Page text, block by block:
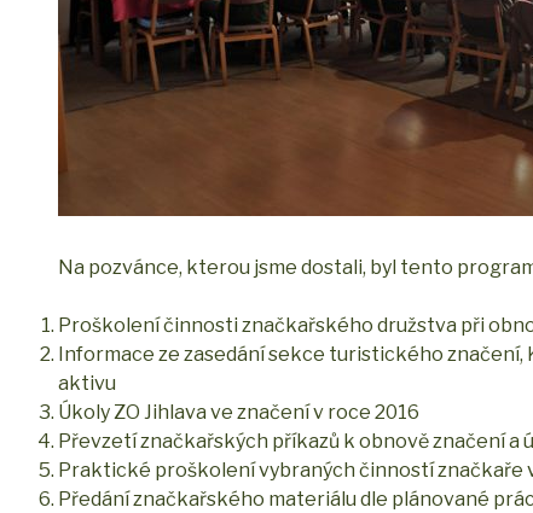
Na pozvánce, kterou jsme dostali, byl tento
Proškolení činnosti značkařského družstva při
Informace ze zasedání sekce turistického
aktivu
Úkoly ZO Jihlava ve značení v roce 2016
Převzetí značkařských příkazů k obnově značení a
Praktické proškolení vybraných činností značkaře
Předání značkařského materiálu dle plánované